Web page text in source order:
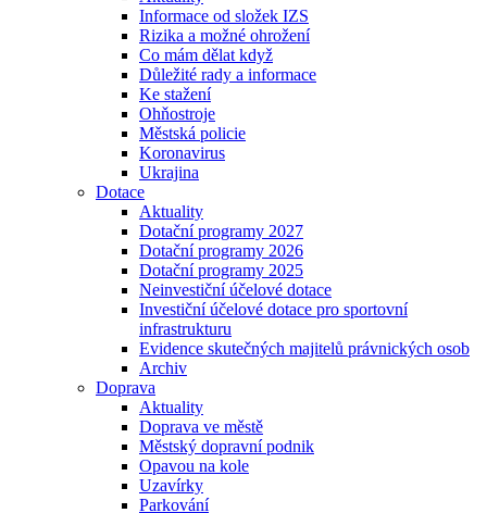
Informace od složek IZS
Rizika a možné ohrožení
Co mám dělat když
Důležité rady a informace
Ke stažení
Ohňostroje
Městská policie
Koronavirus
Ukrajina
Dotace
Aktuality
Dotační programy 2027
Dotační programy 2026
Dotační programy 2025
Neinvestiční účelové dotace
Investiční účelové dotace pro sportovní
infrastrukturu
Evidence skutečných majitelů právnických osob
Archiv
Doprava
Aktuality
Doprava ve městě
Městský dopravní podnik
Opavou na kole
Uzavírky
Parkování